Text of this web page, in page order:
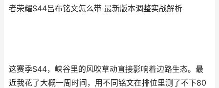
者荣耀S44吕布铭文怎么带 最新版本调整实战解析
这赛季S44，峡谷里的风吹草动直接影响着边路生态。最
近我花了大概一周时间，用不同铭文在排位里测了不下80